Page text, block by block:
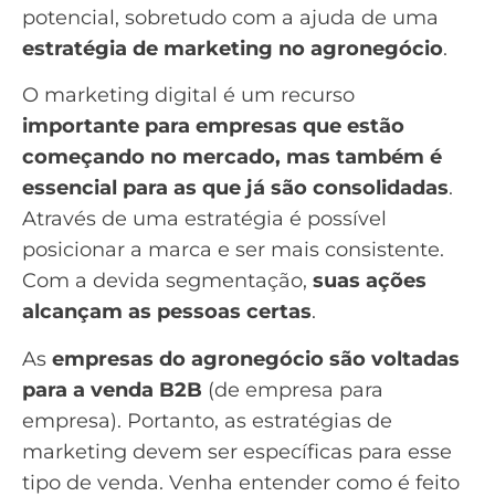
potencial, sobretudo com a ajuda de uma
estratégia de marketing no agronegócio.
O marketing digital é um recurso
importante para empresas que estão
começando no mercado, mas também é
essencial para as que já são consolidadas.
Através de uma estratégia é possível
posicionar a marca e ser mais consistente.
Com a devida segmentação, suas ações
alcançam as pessoas certas.
As empresas do agronegócio são voltadas
para a venda B2B (de empresa para
empresa). Portanto, as estratégias de
marketing devem ser específicas para esse
tipo de venda. Venha entender como é feito